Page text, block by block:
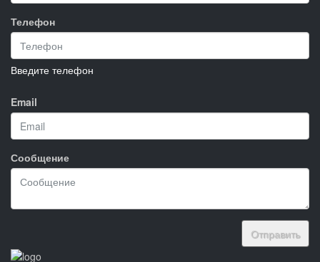
Телефон
Введите телефон
Email
Сообщение
Отправить